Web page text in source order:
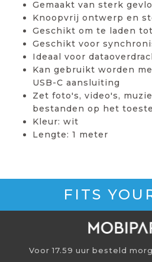
Gemaakt van sterk
Knoopvrij ontwerp en
Geschikt om te laden
Geschikt voor
Ideaal voor
Kan gebruikt worden
USB-C aansluiting
Zet foto's, video's,
bestanden op het
Kleur: wit
Lengte: 1 meter
FITS
Voor 17.59 uur besteld